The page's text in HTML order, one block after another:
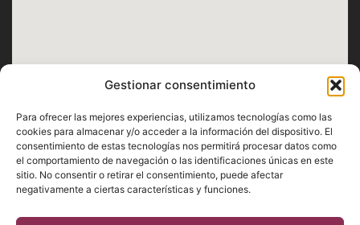
Gestionar consentimiento
Para ofrecer las mejores experiencias, utilizamos tecnologías como las
cookies para almacenar y/o acceder a la información del dispositivo. El
consentimiento de estas tecnologías nos permitirá procesar datos como
el comportamiento de navegación o las identificaciones únicas en este
sitio. No consentir o retirar el consentimiento, puede afectar
negativamente a ciertas características y funciones.
Horario
Lunes · Martes · Miércoles · Jueves · Domingo
De 12:30h a 1h
Viernes · Sábado
De 12:30h a 2h